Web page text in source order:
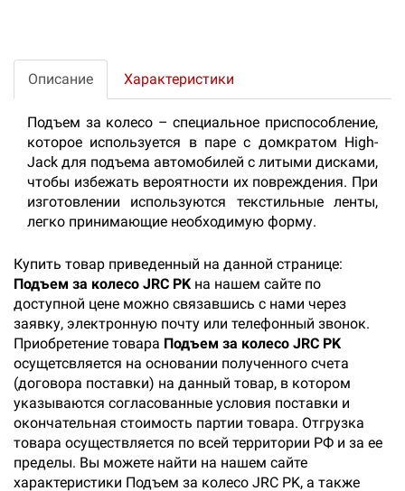
Описание Характеристики
Подъем за колесо – специальное приспособление,
которое используется в паре с домкратом High-
Jack для подъема автомобилей с литыми дисками,
чтобы избежать вероятности их повреждения. При
изготовлении используются текстильные ленты,
легко принимающие необходимую форму.
Купить товар приведенный на данной странице:
Подъем за колесо JRC PK на нашем сайте по
доступной цене можно связавшись с нами через
заявку, электронную почту или телефонный звонок.
Приобретение товара Подъем за колесо JRC PK
осущетсвляется на основании полученного счета
(договора поставки) на данный товар, в котором
указываются согласованные условия поставки и
окончательная стоимость партии товара. Отгрузка
товара осуществляется по всей территории РФ и за ее
пределы. Вы можете найти на нашем сайте
характеристики Подъем за колесо JRC PK, а также